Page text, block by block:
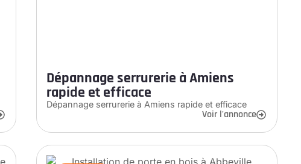
Dépannage serrurerie à Amiens
rapide et efficace
Dépannage serrurerie à Amiens rapide et efficace
Voir l'annonce